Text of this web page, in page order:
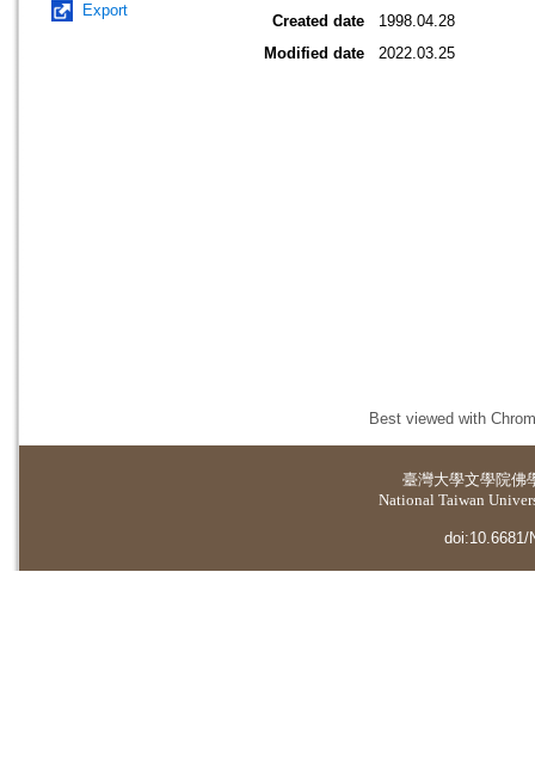
Export
Created date
1998.04.28
Modified date
2022.03.25
Best viewed with
臺灣大學文學院佛
National Taiwan
doi:10.6681/